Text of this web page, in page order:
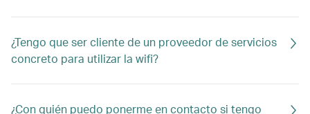
¿Tengo que ser cliente de un proveedor de servicios
concreto para utilizar la wifi?
¿Con quién puedo ponerme en contacto si tengo